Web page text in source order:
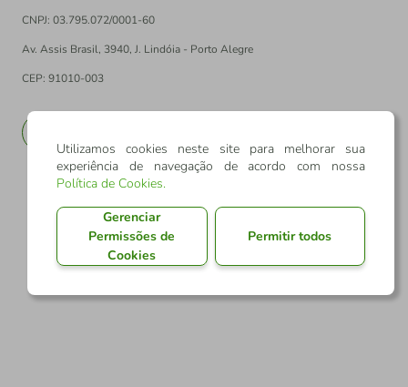
CNPJ: 03.795.072/0001-60
Av. Assis Brasil, 3940, J. Lindóia - Porto Alegre
CEP: 91010-003
Utilizamos cookies neste site para melhorar sua
experiência de navegação de acordo com nossa
Política de Cookies.
Gerenciar
Permissões de
Cookies
Permitir todos